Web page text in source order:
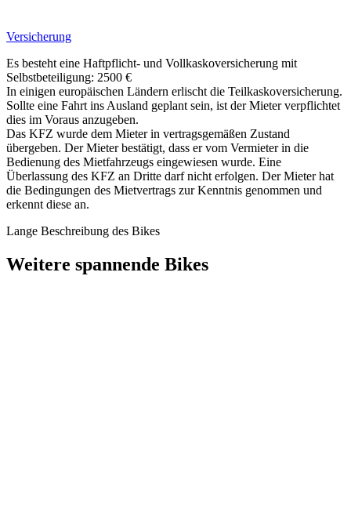
Versicherung
Es besteht eine Haftpflicht- und Vollkaskoversicherung mit
Selbstbeteiligung: 2500 €
In einigen europäischen Ländern erlischt die Teilkaskoversicherung.
Sollte eine Fahrt ins Ausland geplant sein, ist der Mieter verpflichtet
dies im Voraus anzugeben.
Das KFZ wurde dem Mieter in vertragsgemäßen Zustand
übergeben. Der Mieter bestätigt, dass er vom Vermieter in die
Bedienung des Mietfahrzeugs eingewiesen wurde. Eine
Überlassung des KFZ an Dritte darf nicht erfolgen. Der Mieter hat
die Bedingungen des Mietvertrags zur Kenntnis genommen und
erkennt diese an.
Lange Beschreibung des Bikes
Weitere spannende Bikes